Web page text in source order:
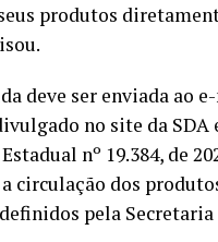
produtos
deve ser enviada ao
no site da
nº 19.384, de
circulação dos
pela